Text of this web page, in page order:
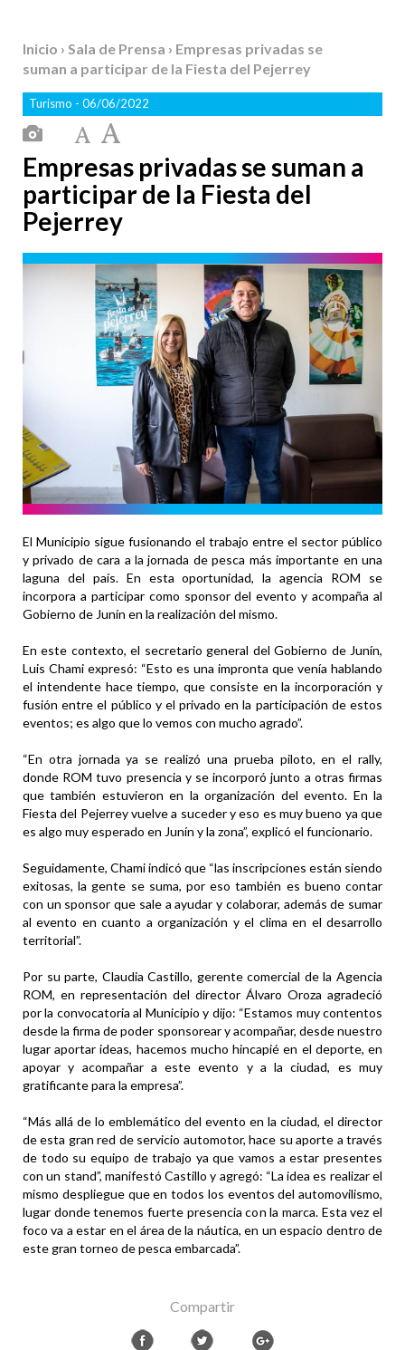
Inicio › Sala de Prensa › Empresas privadas se
suman a participar de la Fiesta del Pejerrey
Turismo - 06/06/2022
Empresas privadas se suman a
participar de la Fiesta del
Pejerrey
El Municipio sigue fusionando el trabajo entre el sector público
y privado de cara a la jornada de pesca más importante en una
laguna del país. En esta oportunidad, la agencia ROM se
incorpora a participar como sponsor del evento y acompaña al
Gobierno de Junín en la realización del mismo.
En este contexto, el secretario general del Gobierno de Junín,
Luis Chami expresó: “Esto es una impronta que venía hablando
el intendente hace tiempo, que consiste en la incorporación y
fusión entre el público y el privado en la participación de estos
eventos; es algo que lo vemos con mucho agrado”.
“En otra jornada ya se realizó una prueba piloto, en el rally,
donde ROM tuvo presencia y se incorporó junto a otras firmas
que también estuvieron en la organización del evento. En la
Fiesta del Pejerrey vuelve a suceder y eso es muy bueno ya que
es algo muy esperado en Junín y la zona”, explicó el funcionario.
Seguidamente, Chami indicó que “las inscripciones están siendo
exitosas, la gente se suma, por eso también es bueno contar
con un sponsor que sale a ayudar y colaborar, además de sumar
al evento en cuanto a organización y el clima en el desarrollo
territorial”.
Por su parte, Claudia Castillo, gerente comercial de la Agencia
ROM, en representación del director Álvaro Oroza agradeció
por la convocatoria al Municipio y dijo: “Estamos muy contentos
desde la firma de poder sponsorear y acompañar, desde nuestro
lugar aportar ideas, hacemos mucho hincapié en el deporte, en
apoyar y acompañar a este evento y a la ciudad, es muy
gratificante para la empresa”.
“Más allá de lo emblemático del evento en la ciudad, el director
de esta gran red de servicio automotor, hace su aporte a través
de todo su equipo de trabajo ya que vamos a estar presentes
con un stand”, manifestó Castillo y agregó: “La idea es realizar el
mismo despliegue que en todos los eventos del automovilismo,
lugar donde tenemos fuerte presencia con la marca. Esta vez el
foco va a estar en el área de la náutica, en un espacio dentro de
este gran torneo de pesca embarcada”.
Compartir